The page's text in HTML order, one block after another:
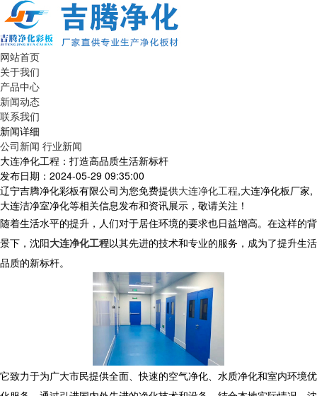
网站首页
关于我们
产品中心
新闻动态
联系我们
新闻详细
公司新闻 行业新闻
大连净化工程：打造高品质生活新标杆
发布日期：2024-05-29 09:35:00
辽宁吉腾净化彩板有限公司为您免费提供大连净化工程,大连净化板厂家,
大连洁净室净化等相关信息发布和资讯展示，敬请关注！
随着生活水平的提升，人们对于居住环境的要求也日益增高。在这样的背
景下，沈阳大连净化工程以其先进的技术和专业的服务，成为了提升生活
品质的新标杆。
它致力于为广大市民提供全面、快速的空气净化、水质净化和室内环境优